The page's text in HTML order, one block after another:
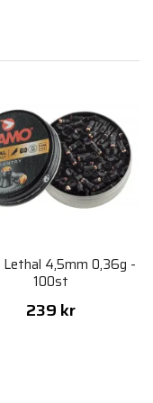
Lethal 4,5mm 0,36g -
100st
239 kr